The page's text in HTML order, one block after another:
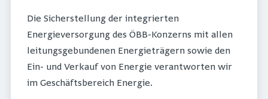
Die Sicherstellung der integrierten
Energieversorgung des ÖBB-Konzerns mit allen
leitungsgebundenen Energieträgern sowie den
Ein- und Verkauf von Energie verantworten wir
im Geschäftsbereich Energie.